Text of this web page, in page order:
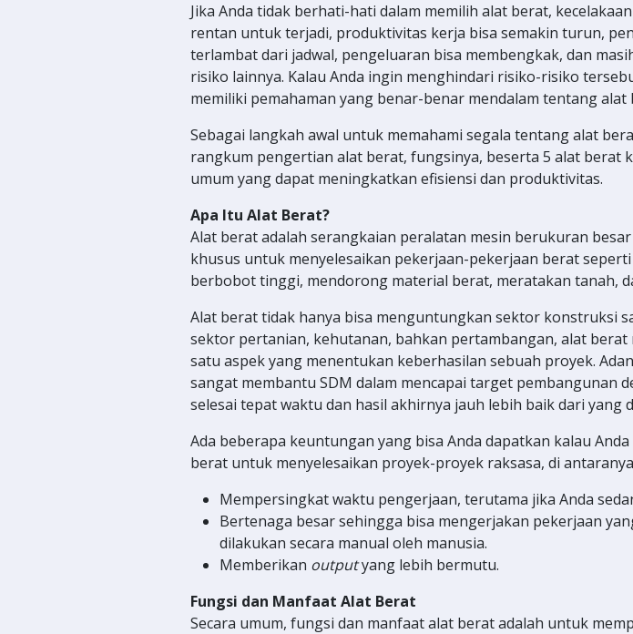
Jika Anda tidak berhati-hati dalam memilih alat berat,
rentan untuk terjadi, produktivitas kerja bisa semakin turun,
terlambat dari jadwal, pengeluaran bisa membengkak, dan
risiko lainnya. Kalau Anda ingin menghindari risiko-risiko
memiliki pemahaman yang benar-benar mendalam tentang
Sebagai langkah awal untuk memahami segala tentang alat
rangkum pengertian alat berat, fungsinya, beserta 5 alat berat
umum yang dapat meningkatkan efisiensi dan produktivitas.
Apa Itu Alat Berat?
Alat berat adalah serangkaian peralatan mesin berukuran
khusus untuk menyelesaikan pekerjaan-pekerjaan berat
berbobot tinggi, mendorong material berat, meratakan tanah,
Alat berat tidak hanya bisa menguntungkan sektor konstruksi
sektor pertanian, kehutanan, bahkan pertambangan, alat berat
satu aspek yang menentukan keberhasilan sebuah proyek.
sangat membantu SDM dalam mencapai target pembangunan
selesai tepat waktu dan hasil akhirnya jauh lebih baik dari yang
Ada beberapa keuntungan yang bisa Anda dapatkan kalau
berat untuk menyelesaikan proyek-proyek raksasa, di
Mempersingkat waktu pengerjaan, terutama jika Anda
Bertenaga besar sehingga bisa mengerjakan pekerjaan
dilakukan secara manual oleh manusia.
Memberikan outputyang lebih bermutu.
Fungsi dan Manfaat Alat Berat
Secara umum, fungsi dan manfaat alat berat adalah untuk